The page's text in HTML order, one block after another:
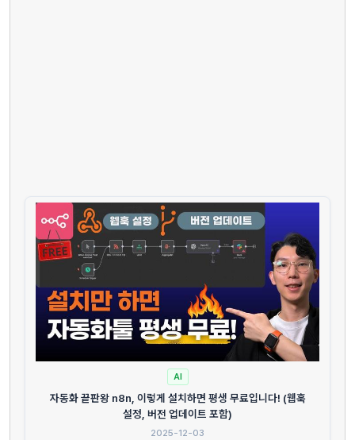
AI
자동화 끝판왕 n8n, 이렇게 설치하면 평생 무료입니다! (웹훅
설정, 버전 업데이트 포함)
2025-12-03